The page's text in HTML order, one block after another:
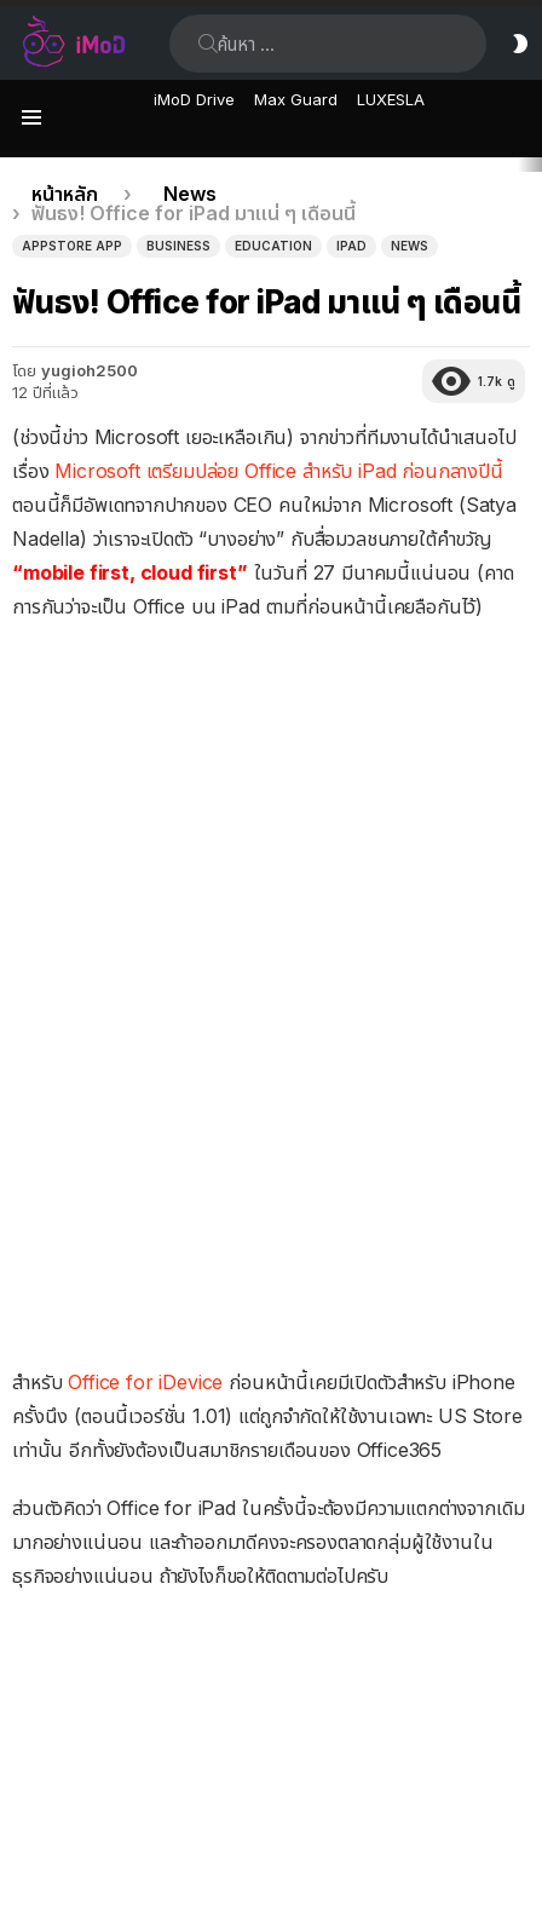
iMoD Drive Max Guard LUXESLA
เรื่อง
ล่าสุด
คุณอยู่ที่นี่:
หน้าหลัก
News
ฟันธง! Office for iPad มาแน่ ๆ เดือนนี้
APPSTORE APP BUSINESS EDUCATION IPAD NEWS
ฟันธง! Office for iPad มาแน่ ๆ เดือนนี้
โดย yugioh2500
12 ปีที่แล้ว
1.7k ดู
(ช่วงนี้ข่าว Microsoft เยอะเหลือเกิน) จากข่าวที่ทีมงานได้นำเสนอไป
เรื่อง Microsoft เตรียมปล่อย Office สำหรับ iPad ก่อนกลางปีนี้
ตอนนี้ก็มีอัพเดทจากปากของ CEO คนใหม่จาก Microsoft (Satya
Nadella) ว่าเราจะเปิดตัว “บางอย่าง” กับสื่อมวลชนภายใต้คำขวัญ
“mobile first, cloud first” ในวันที่ 27 มีนาคมนี้แน่นอน (คาด
การกันว่าจะเป็น Office บน iPad ตามที่ก่อนหน้านี้เคยลือกันไว้)
สำหรับOffice for iDevice ก่อนหน้านี้เคยมีเปิดตัวสำหรับ iPhone
ครั้งนึง (ตอนนี้เวอร์ชั่น 1.01) แต่ถูกจำกัดให้ใช้งานเฉพาะ US Store
เท่านั้น อีกทั้งยังต้องเป็นสมาชิกรายเดือนของ Office365
ส่วนตัวคิดว่า Office for iPad ในครั้งนี้จะต้องมีความแตกต่างจากเดิม
มากอย่างแน่นอน และถ้าออกมาดีคงจะครองตลาดกลุ่มผู้ใช้งานใน
ธุรกิจอย่างแน่นอน ถ้ายังไงก็ขอให้ติดตามต่อไปครับ